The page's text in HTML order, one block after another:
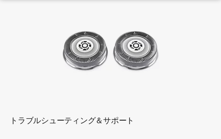
トラブルシューティング＆サポート